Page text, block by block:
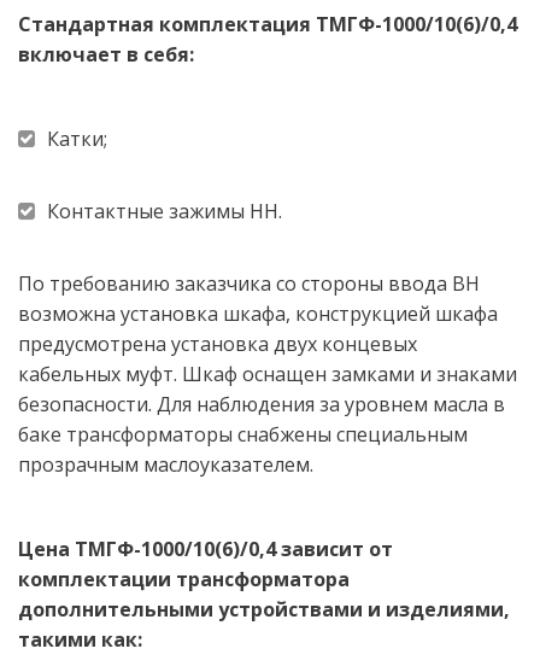
Стандартная комплектация ТМГФ-1000/10(6)/0,4
включает в себя:
Катки;
Контактные зажимы НН.
По требованию заказчика со стороны ввода ВН
возможна установка шкафа, конструкцией шкафа
предусмотрена установка двух концевых
кабельных муфт. Шкаф оснащен замками и знаками
безопасности. Для наблюдения за уровнем масла в
баке трансформаторы снабжены специальным
прозрачным маслоуказателем.
Цена ТМГФ-1000/10(6)/0,4 зависит от
комплектации трансформатора
дополнительными устройствами и изделиями,
такими как: